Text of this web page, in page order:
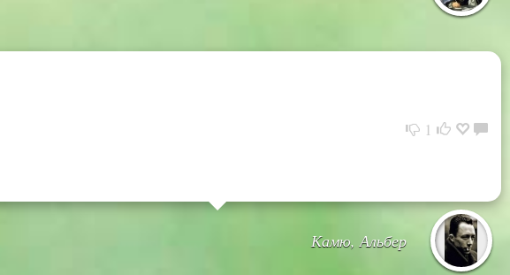
1
Камю, Альбер